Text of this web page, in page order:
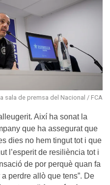
sala de premsa del Nacional / FCA
Així ha sonat la
que ha assegurat que
dies no hem tingut tot i que
l’esperit de resiliència tot i
de por perquè quan fa
perdre allò que tens”. De